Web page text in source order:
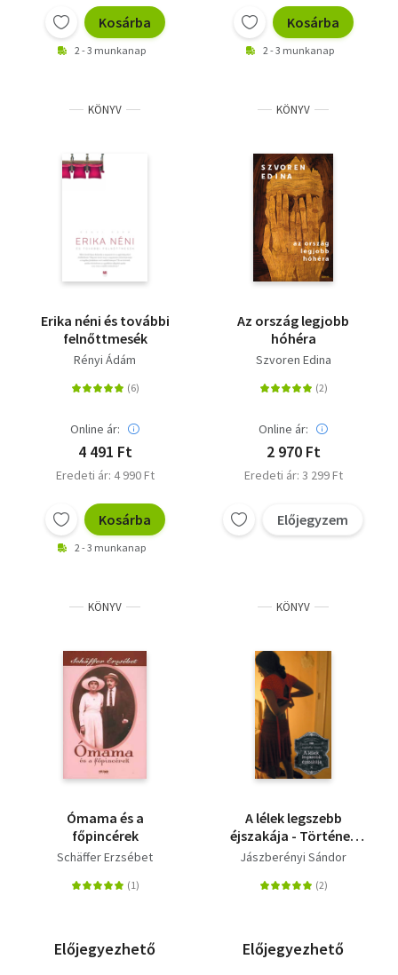
Kosárba
2 - 3 munkanap
Kosárba
2 - 3 munkanap
KÖNYV
Erika néni és további
felnőttmesék
Rényi Ádám
Online ár:
4 491 Ft
Eredeti ár: 4 990 Ft
Kosárba
2 - 3 munkanap
KÖNYV
Az ország legjobb
hóhéra
Szvoren Edina
Online ár:
2 970 Ft
Eredeti ár: 3 299 Ft
Előjegyzem
KÖNYV
Ómama és a
főpincérek
Schäffer Erzsébet
Előjegyezhető
KÖNYV
A lélek legszebb
éjszakája - Történet
álmatlanságról és
Jászberényi Sándor
Előjegyezhető